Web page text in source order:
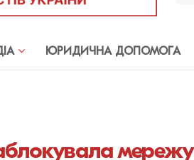
ЮРИДИЧНА ДОПОМОГА
мережу